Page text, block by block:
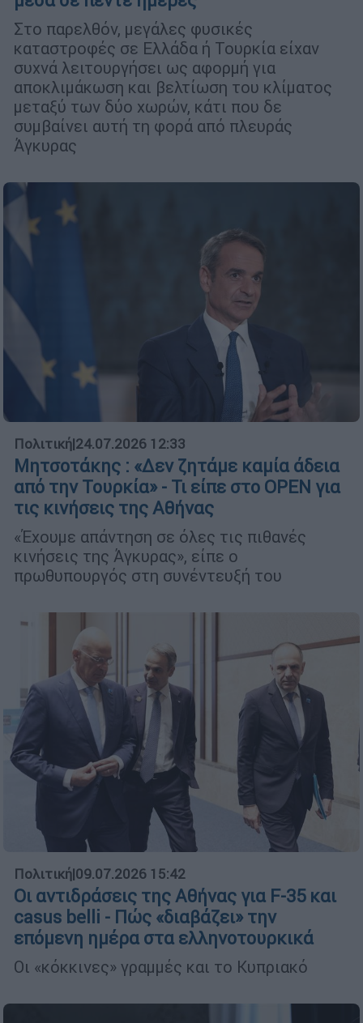
Στο παρελθόν, μεγάλες φυσικές
καταστροφές σε Ελλάδα ή Τουρκία είχαν
συχνά λειτουργήσει ως αφορμή για
αποκλιμάκωση και βελτίωση του κλίματος
μεταξύ των δύο χωρών, κάτι που δε
συμβαίνει αυτή τη φορά από πλευράς
Άγκυρας
Πολιτική|24.07.2026 12:33
Μητσοτάκης : «Δεν ζητάμε καμία άδεια
από την Τουρκία» - Τι είπε στο OPEN για
τις κινήσεις της Αθήνας
«Έχουμε απάντηση σε όλες τις πιθανές
κινήσεις της Άγκυρας», είπε ο
πρωθυπουργός στη συνέντευξή του
Πολιτική|09.07.2026 15:42
Οι αντιδράσεις της Αθήνας για F-35 και
casus belli - Πώς «διαβάζει» την
επόμενη ημέρα στα ελληνοτουρκικά
Οι «κόκκινες» γραμμές και το Κυπριακό